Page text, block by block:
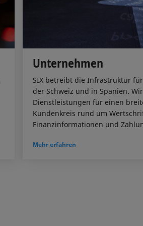
Unternehmen
SIX betreibt die Infrastruktur
der Schweiz und in Spanien.
Dienstleistungen für einen
Kundenkreis rund um
Finanzinformationen und
Mehr erfahren